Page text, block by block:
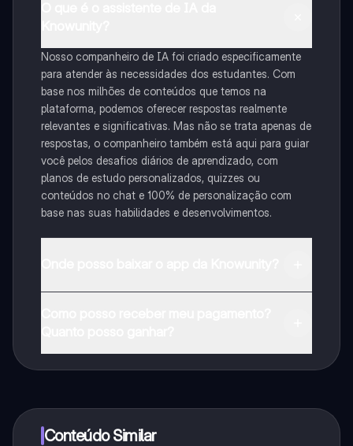
Nosso companheiro de IA foi criado especificamente
para atender às necessidades dos estudantes. Com
base nos milhões de conteúdos que temos na
plataforma, podemos oferecer respostas realmente
relevantes e significativas. Mas não se trata apenas de
respostas, o companheiro também está aqui para guiar
você pelos desafios diários de aprendizado, com
planos de estudo personalizados, quizzes ou
conteúdos no chat e 100% de personalização com
base nas suas habilidades e desenvolvimentos.
Conteúdo Similar